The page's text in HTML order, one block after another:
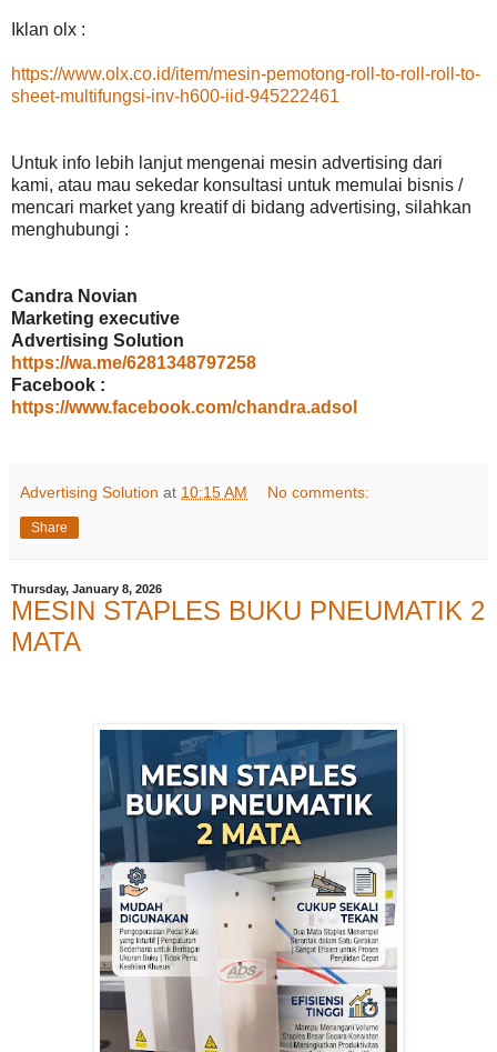
Iklan olx :
https://www.olx.co.id/item/mesin-pemotong-roll-to-roll-roll-to-
sheet-multifungsi-inv-h600-iid-945222461
Untuk info lebih lanjut mengenai mesin advertising dari
kami, atau mau sekedar konsultasi untuk memulai bisnis /
mencari market yang kreatif di bidang advertising, silahkan
menghubungi :
Candra Novian
Marketing executive
Advertising Solution
https://wa.me/6281348797258
Facebook :
https://www.facebook.com/chandra.adsol
Advertising Solution at 10:15 AM No comments:
Share
Thursday, January 8, 2026
MESIN STAPLES BUKU PNEUMATIK 2
MATA